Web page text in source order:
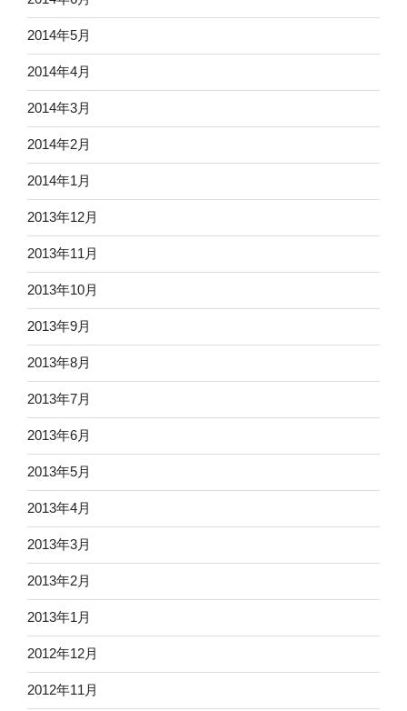
2014年5月
2014年4月
2014年3月
2014年2月
2014年1月
2013年12月
2013年11月
2013年10月
2013年9月
2013年8月
2013年7月
2013年6月
2013年5月
2013年4月
2013年3月
2013年2月
2013年1月
2012年12月
2012年11月